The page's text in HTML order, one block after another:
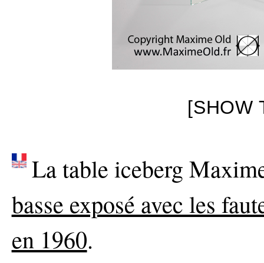
[SHOW
La table iceberg
basse exposé avec les
en 1960.